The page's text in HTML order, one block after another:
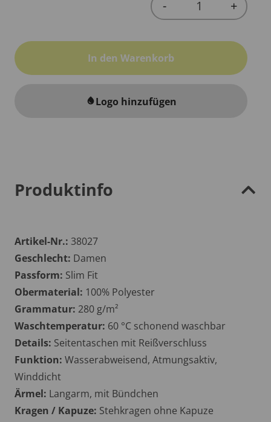
Quantity
- +
In den Warenkorb
water_dropLogo hinzufügen
Produktinfo
Artikel-Nr.: 38027
Geschlecht: Damen
Passform: Slim Fit
Obermaterial: 100% Polyester
Grammatur: 280 g/m²
Waschtemperatur: 60 °C schonend waschbar
Details: Seitentaschen mit Reißverschluss
Funktion: Wasserabweisend, Atmungsaktiv,
Winddicht
Ärmel: Langarm, mit Bündchen
Kragen / Kapuze: Stehkragen ohne Kapuze